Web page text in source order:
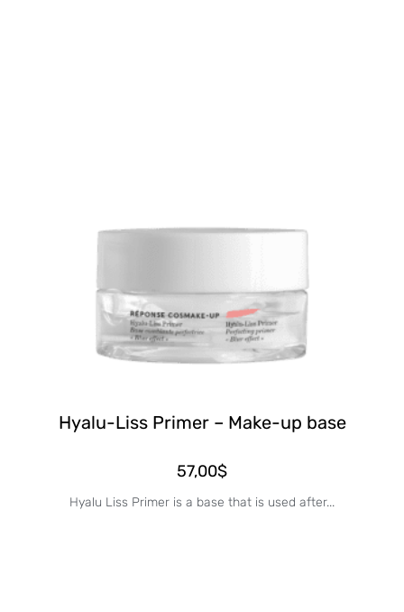
Hyalu-Liss Primer – Make-up base
57,00$
Hyalu Liss Primer is a base that is used after...